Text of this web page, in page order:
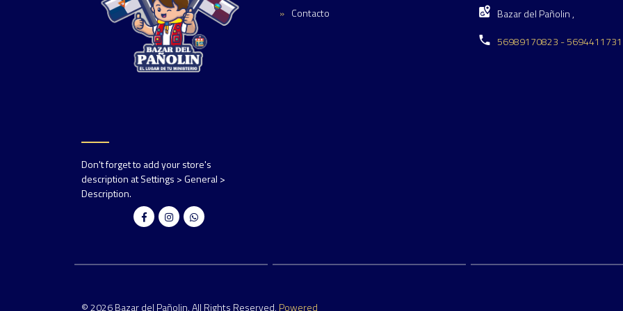
Don't forget to add your store's
description at Settings > General >
Description.
Contacto
Bazar del Pañolin ,
56989170823 -
© 2026 Bazar del Pañolin. All Rights Reserved. Powered